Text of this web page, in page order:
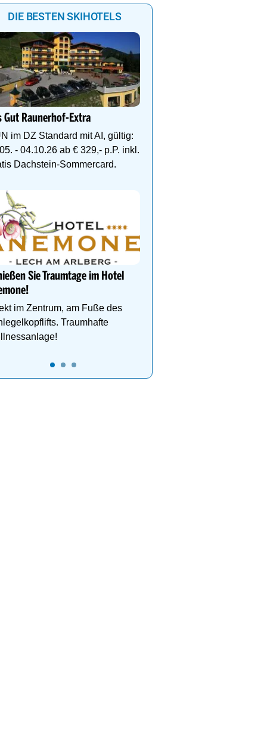
DIE BESTEN SKIHOTELS
Gut Raunerhof-Extra
im DZ Standard mit AI, gültig:
- 04.10.26 ab € 329,- p.P. inkl.
Dachstein-Sommercard.
Sie Traumtage im Hotel
im Zentrum, am Fuße des
Traumhafte